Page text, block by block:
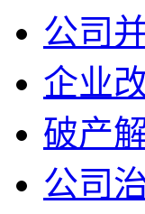
公司
企业
破产
公司